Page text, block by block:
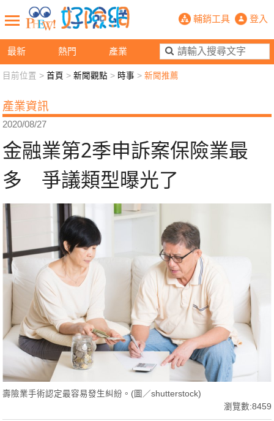
最新 熱門 產業
金融業第2季申訴案保險業最多
輔銷工具 登入
新聞觀點 業務交流 好險懂生活
退休先準備 好險學堂 輔銷工具 活動專區
目前位置 >首頁 >新聞觀點 > 時事 >新聞推薦
產業資訊
2020/08/27
金融業第2季申訴案保險業最
多 爭議類型曝光了
壽險業手術認定最容易發生糾紛。(圖／shutterstock)
瀏覽數:8459